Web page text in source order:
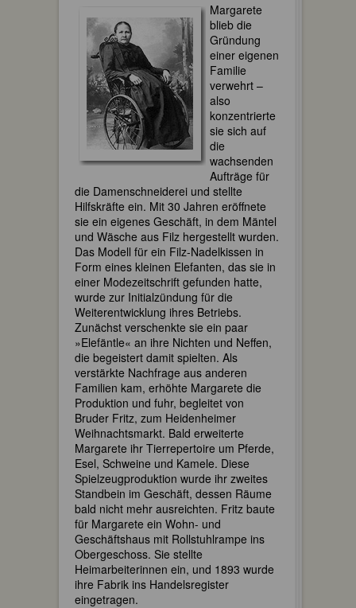
Margarete
blieb die
Gründung
einer eigenen
Familie
verwehrt –
also
konzentrierte
sie sich auf
die
wachsenden
Aufträge für
die Damenschneiderei und stellte
Hilfskräfte ein. Mit 30 Jahren eröffnete
sie ein eigenes Geschäft, in dem Mäntel
und Wäsche aus Filz hergestellt wurden.
Das Modell für ein Filz-Nadelkissen in
Form eines kleinen Elefanten, das sie in
einer Modezeitschrift gefunden hatte,
wurde zur Initialzündung für die
Weiterentwicklung ihres Betriebs.
Zunächst verschenkte sie ein paar
»Elefäntle« an ihre Nichten und Neffen,
die begeistert damit spielten. Als
verstärkte Nachfrage aus anderen
Familien kam, erhöhte Margarete die
Produktion und fuhr, begleitet von
Bruder Fritz, zum Heidenheimer
Weihnachtsmarkt. Bald erweiterte
Margarete ihr Tierrepertoire um Pferde,
Esel, Schweine und Kamele. Diese
Spielzeugproduktion wurde ihr zweites
Standbein im Geschäft, dessen Räume
bald nicht mehr ausreichten. Fritz baute
für Margarete ein Wohn- und
Geschäftshaus mit Rollstuhlrampe ins
Obergeschoss. Sie stellte
Heimarbeiterinnen ein, und 1893 wurde
ihre Fabrik ins Handelsregister
eingetragen.